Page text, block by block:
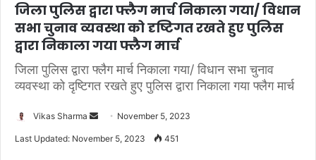
जिला पुलिस द्वारा फ्लैग मार्च निकाला गया/ विधान
सभा चुनाव व्यवस्था को दृष्टिगत रखते हुए पुलिस
द्वारा निकाला गया फ्लैग मार्च
जिला पुलिस द्वारा फ्लैग मार्च निकाला गया/ विधान सभा चुनाव
व्यवस्था को दृष्टिगत रखते हुए पुलिस द्वारा निकाला गया फ्लैग मार्च
Vikas Sharma
Send November 5, 2023
Last Updated: November 5, 2023 451